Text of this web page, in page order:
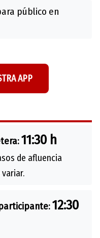
público en
APP
11:30 h
de afluencia
12:30